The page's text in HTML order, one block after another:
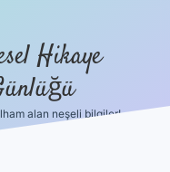
Hikaye
alan neşeli bilgiler!